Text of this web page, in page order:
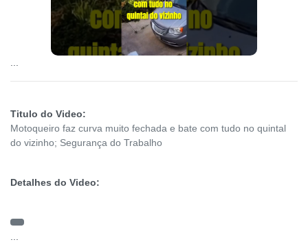
Titulo do Video:
Motoqueiro faz curva muito fechada e bate com tudo no quintal
do vizinho; Segurança do Trabalho
Detalhes do Video: